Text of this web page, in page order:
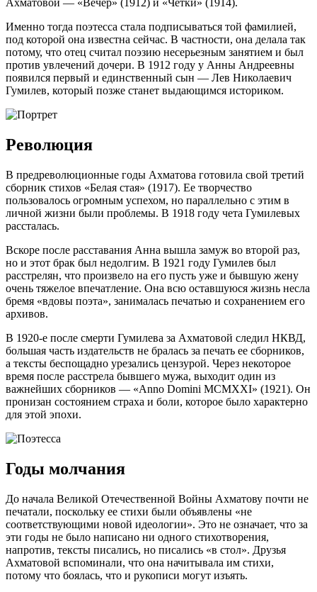
Ахматовой — «Вечер» (1912) и «Четки» (1914).
Именно тогда поэтесса стала подписываться той фамилией,
под которой она известна сейчас. В частности, она делала так
потому, что отец считал поэзию несерьезным занятием и был
против увлечений дочери. В 1912 году у Анны Андреевны
появился первый и единственный сын — Лев Николаевич
Гумилев, который позже станет выдающимся историком.
Революция
В предреволюционные годы Ахматова готовила свой третий
сборник стихов «Белая стая» (1917). Ее творчество
пользовалось огромным успехом, но параллельно с этим в
личной жизни были проблемы. В 1918 году чета Гумилевых
рассталась.
Вскоре после расставания Анна вышла замуж во второй раз,
но и этот брак был недолгим. В 1921 году Гумилев был
расстрелян, что произвело на его пусть уже и бывшую жену
очень тяжелое впечатление. Она всю оставшуюся жизнь несла
бремя «вдовы поэта», занималась печатью и сохранением его
архивов.
В 1920-е после смерти Гумилева за Ахматовой следил НКВД,
большая часть издательств не бралась за печать ее сборников,
а тексты беспощадно урезались цензурой. Через некоторое
время после расстрела бывшего мужа, выходит один из
важнейших сборников — «Anno Domini MCMXXI» (1921). Он
пронизан состоянием страха и боли, которое было характерно
для этой эпохи.
Годы молчания
До начала Великой Отечественной Войны Ахматову почти не
печатали, поскольку ее стихи были объявлены «не
соответствующими новой идеологии». Это не означает, что за
эти годы не было написано ни одного стихотворения,
напротив, тексты писались, но писались «в стол». Друзья
Ахматовой вспоминали, что она начитывала им стихи,
потому что боялась, что и рукописи могут изъять.